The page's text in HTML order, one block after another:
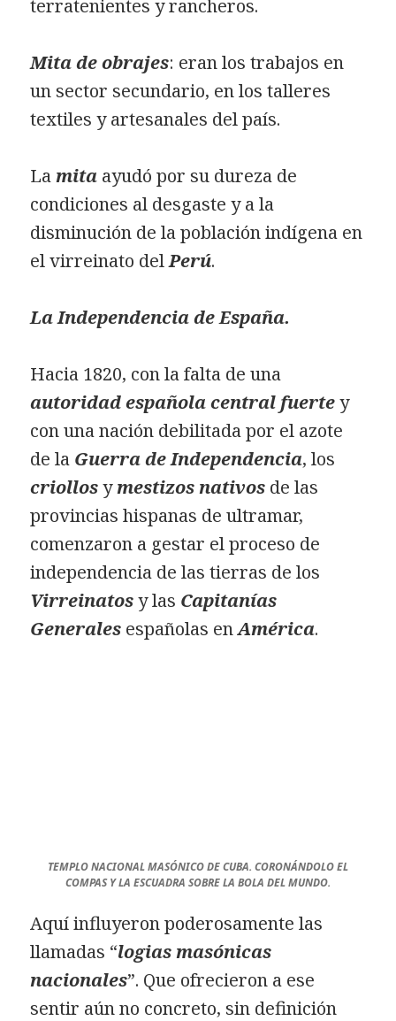
terratenientes y rancheros.
Mita de obrajes: eran los trabajos en
un sector secundario, en los talleres
textiles y artesanales del país.
Lamita ayudó por su dureza de
condiciones al desgaste y a la
disminución de la población indígena en
el virreinato delPerú.
La Independencia de España.
Hacia 1820, con la falta de una
autoridad española central fuertey
con una nación debilitada por el azote
de la Guerra de Independencia, los
criollosymestizos nativos de las
provincias hispanas de ultramar,
comenzaron a gestar el proceso de
independencia de las tierras de los
Virreinatosy las Capitanías
Generales españolas enAmérica.
TEMPLO NACIONAL MASÓNICO DE CUBA. CORONÁNDOLO EL
COMPAS Y LA ESCUADRA SOBRE LA BOLA DEL MUNDO.
Aquí influyeron poderosamente las
llamadas “logias masónicas
nacionales”. Que ofrecieron a ese
sentir aún no concreto, sin definición